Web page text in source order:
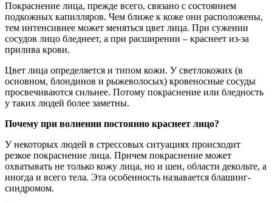
Покраснение лица, прежде всего, связано с состоянием
подкожных капилляров. Чем ближе к коже они расположены,
тем интенсивнее может меняться цвет лица. При сужении
сосудов лицо бледнеет, а при расширении – краснеет из-за
прилива крови.
Цвет лица определяется и типом кожи. У светлокожих (в
основном, блондинов и рыжеволосых) кровеносные сосуды
просвечиваются сильнее. Потому покраснение или бледность
у таких людей более заметны.
Почему при волнении постоянно краснеет лицо?
У некоторых людей в стрессовых ситуациях происходит
резкое покраснение лица. Причем покраснение может
охватывать не только кожу лица, но и шеи, области декольте, а
иногда и всего тела. Эта особенность называется блашинг-
синдромом.